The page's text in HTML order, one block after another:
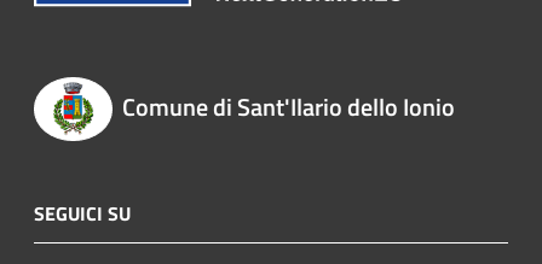
Comune di Sant'Ilario dello Ionio
SEGUICI SU